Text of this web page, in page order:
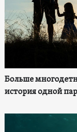
Больше
история одной